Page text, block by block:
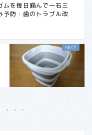
ムを毎日噛んで一石三
予防・歯のトラブル改